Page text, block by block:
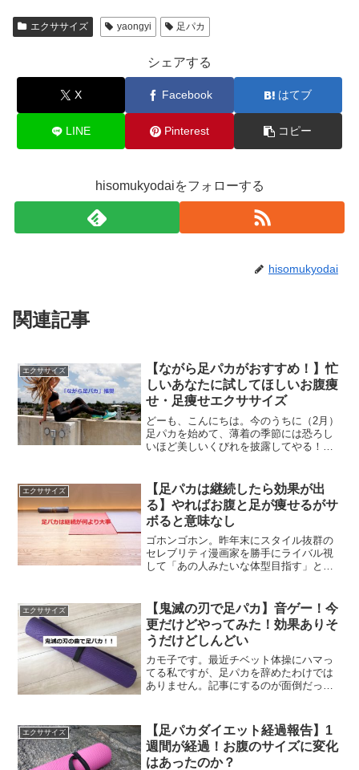
エクササイズ yaongyi 足パカ
シェアする
X Facebook はてブ
LINE Pinterest コピー
hisomukyodaiをフォローする
hisomukyodai
関連記事
エクササイズ
【ながら足パカがおすすめ！】忙
しいあなたに試してほしいお腹痩
せ・足痩せエクササイズ
どーも、こんにちは。今のうちに（2月）
足パカを始めて、薄着の季節には恐ろし
いほど美しいくびれを披露してやる！！
りですが・・・予告通り再開しました。
【足パカは継続したら効...
エクササイズ
【足パカは継続したら効果が出
る】やればお腹と足が痩せるがサ
ボると意味なし
ゴホンゴホン。昨年末にスタイル抜群の
セレブリティ漫画家を勝手にライバル視
して「あの人みたいな体型目指す」と足
ました。まあ、実家に帰ってぐーたらし
ていたのもあり、何かと忙...
エクササイズ
【鬼滅の刃で足パカ】音ゲー！今
更だけどやってみた！効果ありそ
うだけどしんどい
カモ子です。最近チベット体操にハマっ
てる私ですが、足パカを辞めたわけでは
ありません。記事にするのが面倒だった
のに挑戦してみたので書いてみようと思
います。鬼滅の刃で音ゲー...
エクササイズ
【足パカダイエット経過報告】1
週間が経過！お腹のサイズに変化
はあったのか？